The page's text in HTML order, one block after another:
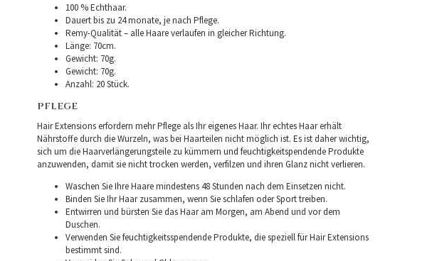
100 % Echthaar.
Dauert bis zu 24 monate, je nach Pflege.
Remy-Qualität – alle Haare verlaufen in gleicher Richtung.
Länge: 70cm.
Gewicht: 70g.
Gewicht: 70g.
Anzahl: 20 Stück.
PFLEGE
Hair Extensions erfordern mehr Pflege als Ihr eigenes Haar. Ihr echtes Haar erhält
Nährstoffe durch die Wurzeln, was bei Haarteilen nicht möglich ist. Es ist daher wichtig,
sich um die Haarverlängerungsteile zu kümmern und feuchtigkeitspendende Produkte
anzuwenden, damit sie nicht trocken werden, verfilzen und ihren Glanz nicht verlieren.
Waschen Sie Ihre Haare mindestens 48 Stunden nach dem Einsetzen nicht.
Binden Sie Ihr Haar zusammen, wenn Sie schlafen oder Sport treiben.
Entwirren und bürsten Sie das Haar am Morgen, am Abend und vor dem
Duschen.
Verwenden Sie feuchtigkeitsspendende Produkte, die speziell für Hair Extensions
bestimmt sind.